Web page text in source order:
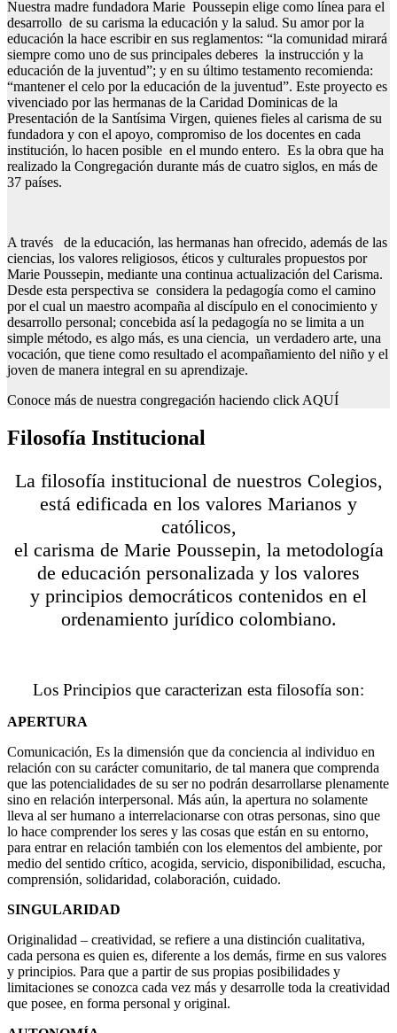
Nuestra madre fundadora Marie Poussepin elige como línea para el
desarrollo de su carisma la educación y la salud. Su amor por la
educación la hace escribir en sus reglamentos: “la comunidad mirará
siempre como uno de sus principales deberes la instrucción y la
educación de la juventud”; y en su último testamento recomienda:
“mantener el celo por la educación de la juventud”. Este proyecto es
vivenciado por las hermanas de la Caridad Dominicas de la
Presentación de la Santísima Virgen, quienes fieles al carisma de su
fundadora y con el apoyo, compromiso de los docentes en cada
institución, lo hacen posible en el mundo entero. Es la obra que ha
realizado la Congregación durante más de cuatro siglos, en más de
37 países.
A través de la educación, las hermanas han ofrecido, además de las
ciencias, los valores religiosos, éticos y culturales propuestos por
Marie Poussepin, mediante una continua actualización del Carisma.
Desde esta perspectiva se considera la pedagogía como el camino
por el cual un maestro acompaña al discípulo en el conocimiento y
desarrollo personal; concebida así la pedagogía no se limita a un
simple método, es algo más, es una ciencia, un verdadero arte, una
vocación, que tiene como resultado el acompañamiento del niño y el
joven de manera integral en su aprendizaje.
Conoce más de nuestra congregación haciendo click AQUÍ
Filosofía Institucional
La filosofía institucional de nuestros Colegios,
está edificada en los valores Marianos y
católicos,
el carisma de Marie Poussepin, la metodología
de educación personalizada y los valores
y principios democráticos contenidos en el
ordenamiento jurídico colombiano.
Los Principios que caracterizan esta filosofía son:
APERTURA
Comunicación, Es la dimensión que da conciencia al individuo en
relación con su carácter comunitario, de tal manera que comprenda
que las potencialidades de su ser no podrán desarrollarse plenamente
sino en relación interpersonal. Más aún, la apertura no solamente
lleva al ser humano a interrelacionarse con otras personas, sino que
lo hace comprender los seres y las cosas que están en su entorno,
para entrar en relación también con los elementos del ambiente, por
medio del sentido crítico, acogida, servicio, disponibilidad, escucha,
comprensión, solidaridad, colaboración, cuidado.
SINGULARIDAD
Originalidad – creatividad, se refiere a una distinción cualitativa,
cada persona es quien es, diferente a los demás, firme en sus valores
y principios. Para que a partir de sus propias posibilidades y
limitaciones se conozca cada vez más y desarrolle toda la creatividad
que posee, en forma personal y original.